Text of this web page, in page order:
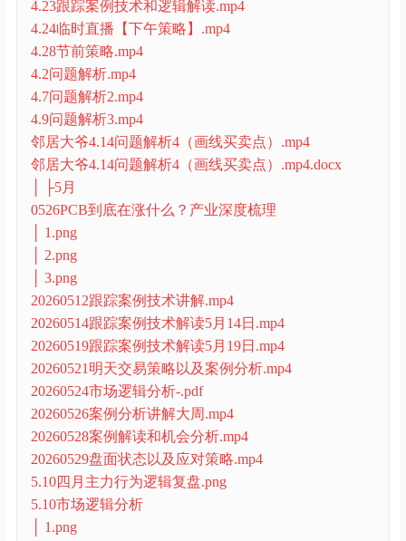
4.23跟踪案例技术和逻辑解读.mp4
4.24临时直播【下午策略】.mp4
4.28节前策略.mp4
4.2问题解析.mp4
4.7问题解析2.mp4
4.9问题解析3.mp4
邻居大爷4.14问题解析4（画线买卖点）.mp4
邻居大爷4.14问题解析4（画线买卖点）.mp4.docx
│ ├5月
0526PCB到底在涨什么？产业深度梳理
│ 1.png
│ 2.png
│ 3.png
20260512跟踪案例技术讲解.mp4
20260514跟踪案例技术解读5月14日.mp4
20260519跟踪案例技术解读5月19日.mp4
20260521明天交易策略以及案例分析.mp4
20260524市场逻辑分析-.pdf
20260526案例分析讲解大周.mp4
20260528案例解读和机会分析.mp4
20260529盘面状态以及应对策略.mp4
5.10四月主力行为逻辑复盘.png
5.10市场逻辑分析
│ 1.png